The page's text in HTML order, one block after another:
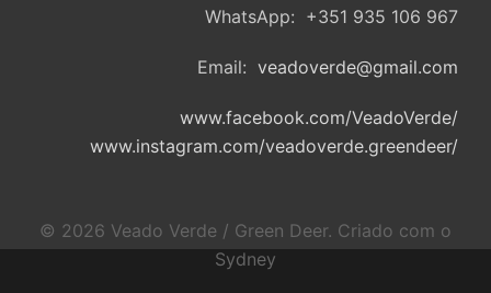
WhatsApp: +351 935 106 967
Email: veadoverde@gmail.com
www.facebook.com/VeadoVerde/
www.instagram.com/veadoverde.greendeer/
© 2026 Veado Verde / Green Deer. Criado com o
Sydney